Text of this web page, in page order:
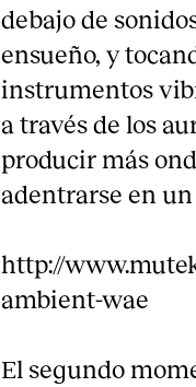
debajo de
ensueño, y
instrumentos
a través de los
producir más
adentrarse en
http://
ambient-wae
El segundo